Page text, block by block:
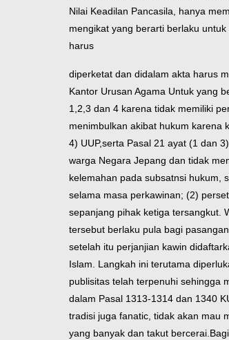
Nilai Keadilan Pancasila, hanya
mengikat yang berarti berlaku
harus
diperketat dan didalam akta harus
Kantor Urusan Agama Untuk yang
1,2,3 dan 4 karena tidak memiliki
menimbulkan akibat hukum karena
4) UUP,serta Pasal 21 ayat (1 dan
warga Negara Jepang dan tidak
kelemahan pada subsatnsi hukum,
selama masa perkawinan; (2)
sepanjang pihak ketiga tersangkut.
tersebut berlaku pula bagi
setelah itu perjanjian kawin
Islam. Langkah ini terutama
publisitas telah terpenuhi sehingga
dalam Pasal 1313-1314 dan 1340
tradisi juga fanatic, tidak akan mau
yang banyak dan takut